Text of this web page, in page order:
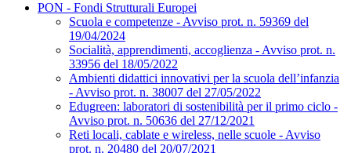
PON - Fondi Strutturali Europei
Scuola e competenze - Avviso prot. n. 59369 del
19/04/2024
Socialità, apprendimenti, accoglienza - Avviso prot. n.
33956 del 18/05/2022
Ambienti didattici innovativi per la scuola dell’infanzia
- Avviso prot. n. 38007 del 27/05/2022
Edugreen: laboratori di sostenibilità per il primo ciclo -
Avviso prot. n. 50636 del 27/12/2021
Reti locali, cablate e wireless, nelle scuole - Avviso
prot. n. 20480 del 20/07/2021